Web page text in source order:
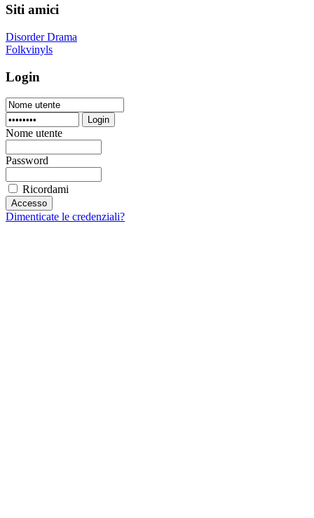
Siti amici
Disorder Drama
Folkvinyls
Login
Login
Nome utente
Password
Ricordami
Dimenticate le credenziali?